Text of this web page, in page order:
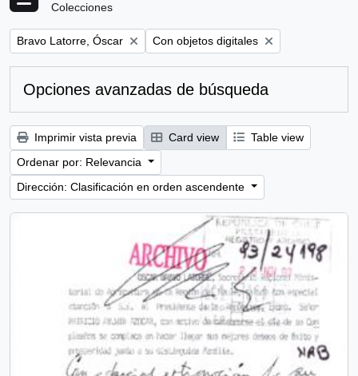
Colecciones
Remove filter:
Bravo Latorre, Óscar Remove filter:
Con objetos digitales
Opciones avanzadas de búsqueda
Imprimir vista previa Card view
Table view
Ordenar por: Relevancia
Dirección: Clasificación en orden ascendente